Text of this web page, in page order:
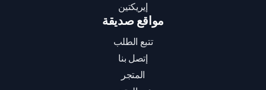
إيريكتين
مواقع صديقة
تتبع الطلب
إتصل بنا
المتجر